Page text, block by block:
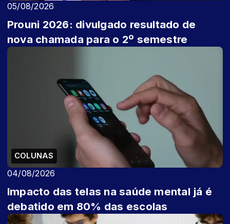
05/08/2026
Prouni 2026: divulgado resultado de
nova chamada para o 2º semestre
COLUNAS
04/08/2026
Impacto das telas na saúde mental já é
debatido em 80% das escolas